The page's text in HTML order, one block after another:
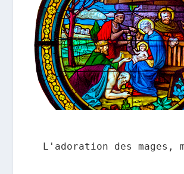
L'adoration des